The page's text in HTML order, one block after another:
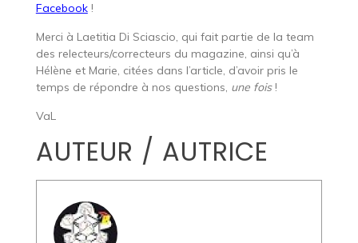
Facebook!
Merci à Laetitia Di Sciascio, qui fait partie de la team
des relecteurs/correcteurs du magazine, ainsi qu’à
Hélène et Marie, citées dans l’article, d’avoir pris le
temps de répondre à nos questions, une fois!
VaL
AUTEUR / AUTRICE